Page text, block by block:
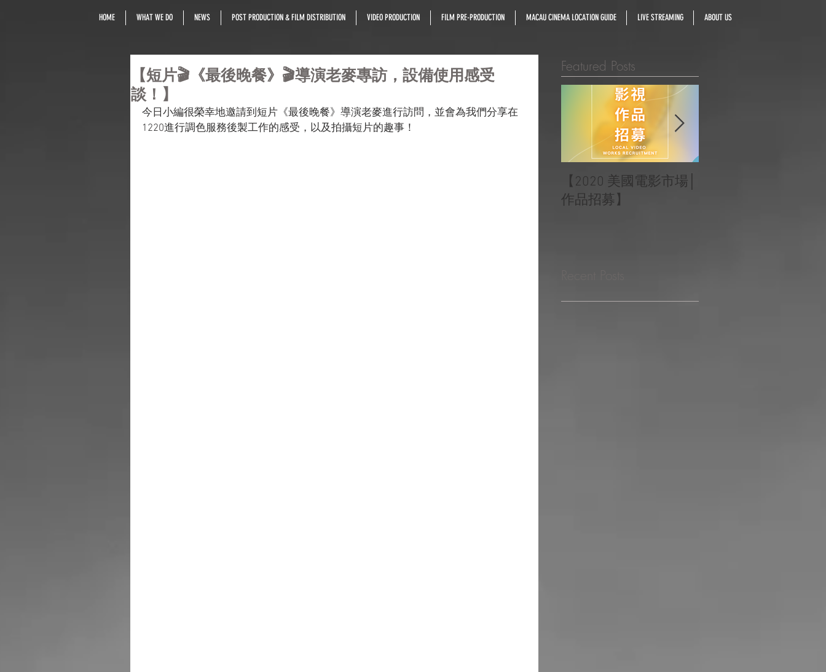
HOME WHAT WE DO NEWS POST PRODUCTION & FILM DISTRIBUTION VIDEO PRODUCTION FILM PRE-PRODUCTION MACAU CINEMA LOCATION GUIDE LIVE STREAMING ABOUT US
【短片🎬《最後晚餐》🎬導演老麥專訪，設備使用感受
談！】
今日小編很榮幸地邀請到短片《最後晚餐》導演老麥進行訪問，並會為我們分享在
1220進行調色服務後製工作的感受，以及拍攝短片的趣事！
Featured Posts
【2020 美國電影市場│
作品招募】